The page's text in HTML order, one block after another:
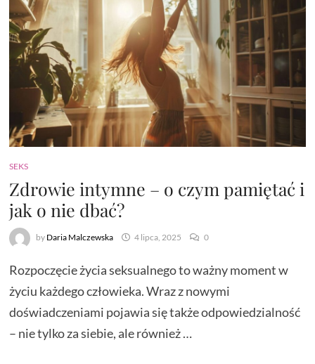
SEKS
Zdrowie intymne – o czym pamiętać i
jak o nie dbać?
by Daria Malczewska 4 lipca, 2025 0
Rozpoczęcie życia seksualnego to ważny moment w
życiu każdego człowieka. Wraz z nowymi
doświadczeniami pojawia się także odpowiedzialność
– nie tylko za siebie, ale również …